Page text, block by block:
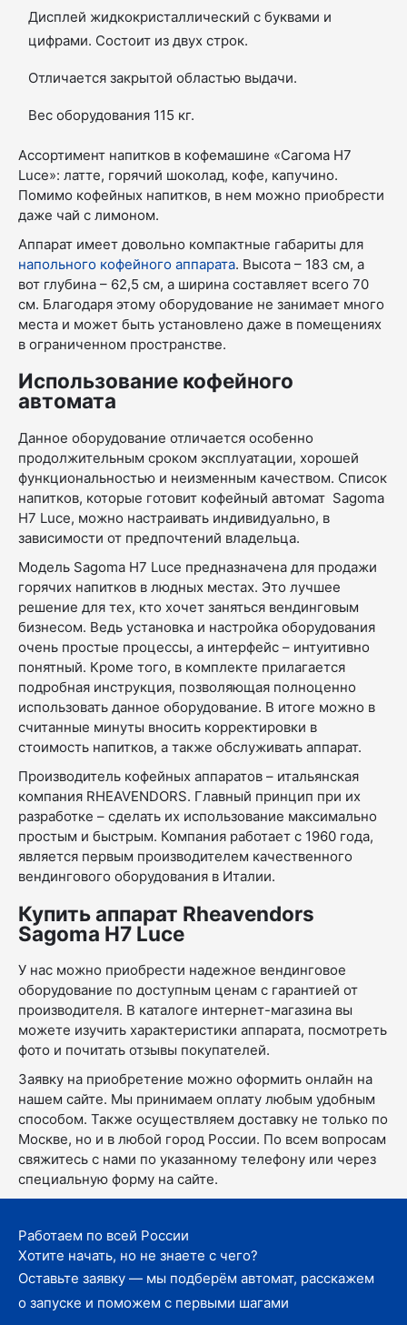
Дисплей жидкокристаллический с буквами и
цифрами. Состоит из двух строк.
Отличается закрытой областью выдачи.
Вес оборудования 115 кг.
Ассортимент напитков в кофемашине «Сагома H7
Luce»: латте, горячий шоколад, кофе, капучино.
Помимо кофейных напитков, в нем можно приобрести
даже чай с лимоном.
Аппарат имеет довольно компактные габариты для
напольного кофейного аппарата. Высота – 183 см, а
вот глубина – 62,5 см, а ширина составляет всего 70
см. Благодаря этому оборудование не занимает много
места и может быть установлено даже в помещениях
в ограниченном пространстве.
Использование кофейного
автомата
Данное оборудование отличается особенно
продолжительным сроком эксплуатации, хорошей
функциональностью и неизменным качеством. Список
напитков, которые готовит кофейный автомат Sagoma
H7 Luce, можно настраивать индивидуально, в
зависимости от предпочтений владельца.
Модель Sagoma H7 Luce предназначена для продажи
горячих напитков в людных местах. Это лучшее
решение для тех, кто хочет заняться вендинговым
бизнесом. Ведь установка и настройка оборудования
очень простые процессы, а интерфейс – интуитивно
понятный. Кроме того, в комплекте прилагается
подробная инструкция, позволяющая полноценно
использовать данное оборудование. В итоге можно в
считанные минуты вносить корректировки в
стоимость напитков, а также обслуживать аппарат.
Производитель кофейных аппаратов – итальянская
компания RHEAVENDORS. Главный принцип при их
разработке – сделать их использование максимально
простым и быстрым. Компания работает с 1960 года,
является первым производителем качественного
вендингового оборудования в Италии.
Купить аппарат Rheavendors
Sagoma H7 Luce
У нас можно приобрести надежное вендинговое
оборудование по доступным ценам с гарантией от
производителя. В каталоге интернет-магазина вы
можете изучить характеристики аппарата, посмотреть
фото и почитать отзывы покупателей.
Заявку на приобретение можно оформить онлайн на
нашем сайте. Мы принимаем оплату любым удобным
способом. Также осуществляем доставку не только по
Москве, но и в любой город России. По всем вопросам
свяжитесь с нами по указанному телефону или через
специальную форму на сайте.
Работаем по всей России
Хотите начать, но не знаете с чего?
Оставьте заявку — мы подберём автомат, расскажем
о запуске и поможем с первыми шагами